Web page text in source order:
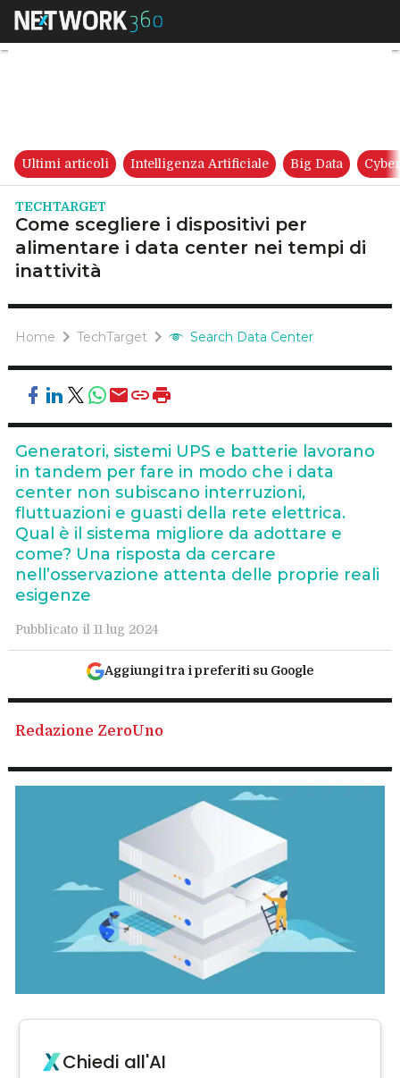
Come scegliere i dispositivi
Ultimi articoli Intelligenza Artificiale Big Data
TECHTARGET
Come scegliere i dispositivi per
alimentare i data center nei tempi di
inattività
Home TechTarget Search Data Center
Generatori, sistemi UPS e batterie lavorano
in tandem per fare in modo che i data
center non subiscano interruzioni,
fluttuazioni e guasti della rete elettrica.
Qual è il sistema migliore da adottare e
come? Una risposta da cercare
nell’osservazione attenta delle proprie reali
esigenze
Pubblicato il 11 lug 2024
Aggiungi tra i preferiti su Google
Redazione ZeroUno
Chiedi all'AI